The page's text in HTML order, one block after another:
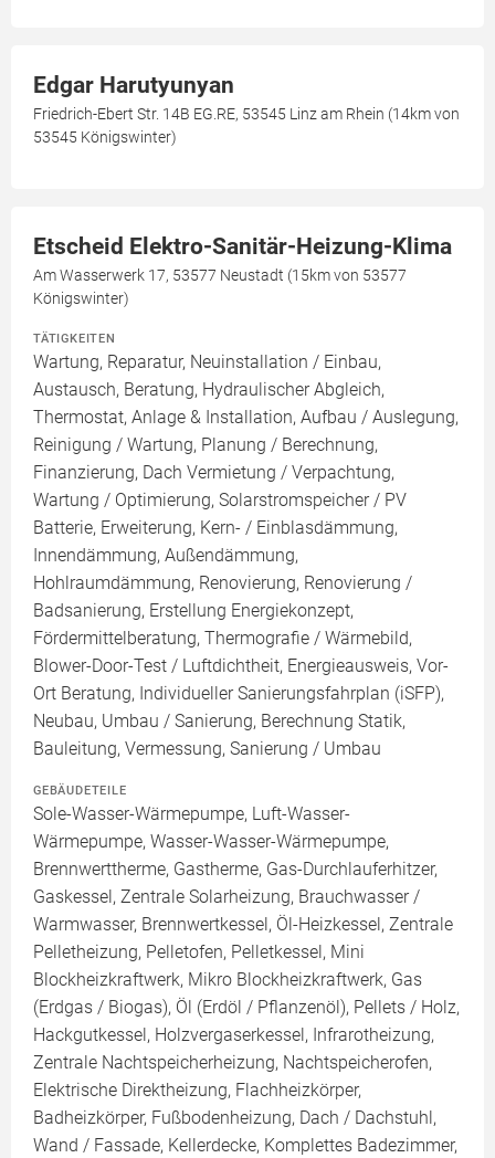
Edgar Harutyunyan
Friedrich-Ebert Str. 14B EG.RE, 53545 Linz am Rhein (14km von
53545 Königswinter)
Etscheid Elektro-Sanitär-Heizung-Klima
Am Wasserwerk 17, 53577 Neustadt (15km von 53577
Königswinter)
TÄTIGKEITEN
Wartung, Reparatur, Neuinstallation / Einbau,
Austausch, Beratung, Hydraulischer Abgleich,
Thermostat, Anlage & Installation, Aufbau / Auslegung,
Reinigung / Wartung, Planung / Berechnung,
Finanzierung, Dach Vermietung / Verpachtung,
Wartung / Optimierung, Solarstromspeicher / PV
Batterie, Erweiterung, Kern- / Einblasdämmung,
Innendämmung, Außendämmung,
Hohlraumdämmung, Renovierung, Renovierung /
Badsanierung, Erstellung Energiekonzept,
Fördermittelberatung, Thermografie / Wärmebild,
Blower-Door-Test / Luftdichtheit, Energieausweis, Vor-
Ort Beratung, Individueller Sanierungsfahrplan (iSFP),
Neubau, Umbau / Sanierung, Berechnung Statik,
Bauleitung, Vermessung, Sanierung / Umbau
GEBÄUDETEILE
Sole-Wasser-Wärmepumpe, Luft-Wasser-
Wärmepumpe, Wasser-Wasser-Wärmepumpe,
Brennwerttherme, Gastherme, Gas-Durchlauferhitzer,
Gaskessel, Zentrale Solarheizung, Brauchwasser /
Warmwasser, Brennwertkessel, Öl-Heizkessel, Zentrale
Pelletheizung, Pelletofen, Pelletkessel, Mini
Blockheizkraftwerk, Mikro Blockheizkraftwerk, Gas
(Erdgas / Biogas), Öl (Erdöl / Pflanzenöl), Pellets / Holz,
Hackgutkessel, Holzvergaserkessel, Infrarotheizung,
Zentrale Nachtspeicherheizung, Nachtspeicherofen,
Elektrische Direktheizung, Flachheizkörper,
Badheizkörper, Fußbodenheizung, Dach / Dachstuhl,
Wand / Fassade, Kellerdecke, Komplettes Badezimmer,